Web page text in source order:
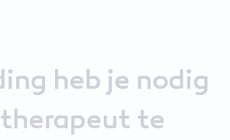
heb je nodig
te